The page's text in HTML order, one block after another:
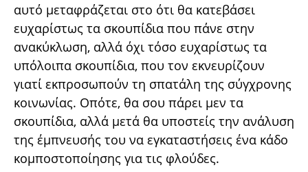
αυτό μεταφράζεται στο ότι θα κατεβάσει
ευχαρίστως τα σκουπίδια που πάνε στην
ανακύκλωση, αλλά όχι τόσο ευχαρίστως τα
υπόλοιπα σκουπίδια, που τον εκνευρίζουν
γιατί εκπροσωπούν τη σπατάλη της σύγχρονης
κοινωνίας. Οπότε, θα σου πάρει μεν τα
σκουπίδια, αλλά μετά θα υποστείς την ανάλυση
της έμπνευσής του να εγκαταστήσεις ένα κάδο
κομποστοποίησης για τις φλούδες.